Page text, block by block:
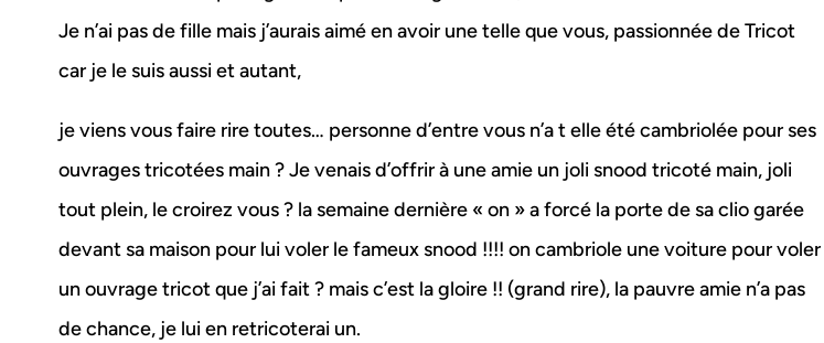
Je n’ai pas de fille mais j’aurais aimé en avoir une telle que vous, passionnée de Tricot
car je le suis aussi et autant,
je viens vous faire rire toutes… personne d’entre vous n’a t elle été cambriolée pour ses
ouvrages tricotées main ? Je venais d’offrir à une amie un joli snood tricoté main, joli
tout plein, le croirez vous ? la semaine dernière « on » a forcé la porte de sa clio garée
devant sa maison pour lui voler le fameux snood !!!! on cambriole une voiture pour voler
un ouvrage tricot que j’ai fait ? mais c’est la gloire !! (grand rire), la pauvre amie n’a pas
de chance, je lui en retricoterai un.